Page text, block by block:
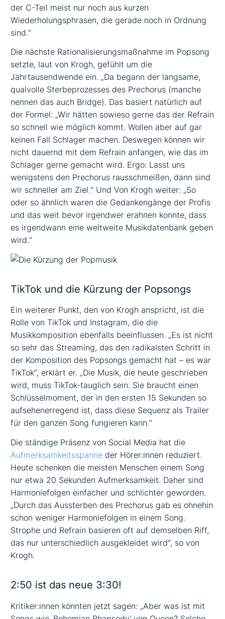
der C-Teil meist nur noch aus kurzen
Wiederholungsphrasen, die gerade noch in Ordnung
sind.“
Die nächste Rationalisierungsmaßnahme im Popsong
setzte, laut von Krogh, gefühlt um die
Jahrtausendwende ein. „Da begann der langsame,
qualvolle Sterbeprozesses des Prechorus (manche
nennen das auch Bridge). Das basiert natürlich auf
der Formel: „Wir hätten sowieso gerne das der Refrain
so schnell wie möglich kommt. Wollen aber auf gar
keinen Fall Schlager machen. Deswegen können wir
nicht dauernd mit dem Refrain anfangen, wie das im
Schlager gerne gemacht wird. Ergo: Lasst uns
wenigstens den Prechorus rausschmeißen, dann sind
wir schneller am Ziel.“ Und Von Krogh weiter: „So
oder so ähnlich waren die Gedankengänge der Profis
und das weit bevor irgendwer erahnen konnte, dass
es irgendwann eine weltweite Musikdatenbank geben
wird.“
TikTok und die Kürzung der Popsongs
Ein weiterer Punkt, den von Krogh anspricht, ist die
Rolle von TikTok und Instagram, die die
Musikkomposition ebenfalls beeinflussen. „Es ist nicht
so sehr das Streaming, das den radikalsten Schritt in
der Komposition des Popsongs gemacht hat – es war
TikTok“, erklärt er. „Die Musik, die heute geschrieben
wird, muss TikTok-tauglich sein. Sie braucht einen
Schlüsselmoment, der in den ersten 15 Sekunden so
aufsehenerregend ist, dass diese Sequenz als Trailer
für den ganzen Song fungieren kann.“
Die ständige Präsenz von Social Media hat die
Aufmerksamkeitsspanne der Hörer:innen reduziert.
Heute schenken die meisten Menschen einem Song
nur etwa 20 Sekunden Aufmerksamkeit. Daher sind
Harmoniefolgen einfacher und schlichter geworden.
„Durch das Aussterben des Prechorus gab es ohnehin
schon weniger Harmoniefolgen in einem Song.
Strophe und Refrain basieren oft auf demselben Riff,
das nur unterschiedlich ausgekleidet wird“, so von
Krogh.
2:50 ist das neue 3:30!
Kritiker:innen könnten jetzt sagen: „Aber was ist mit